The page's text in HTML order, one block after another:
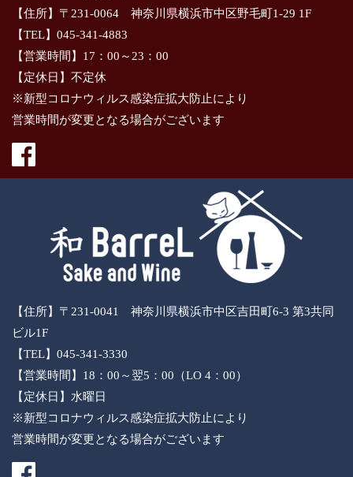
【住所】〒231-0064 神奈川県横浜市中区野毛町1-29 1F
【TEL】045-341-4883
【営業時間】17：00～23：00
【定休日】不定休
※新型コロナウィルス感染症拡大防止により
営業時間が変更となる場合がございます
【住所】〒231-0041 神奈川県横浜市中区吉田町6-3 第3共同
ビル1F
【TEL】045-341-3330
【営業時間】18：00～翌5：00（LO 4：00）
【定休日】水曜日
※新型コロナウィルス感染症拡大防止により
営業時間が変更となる場合がございます